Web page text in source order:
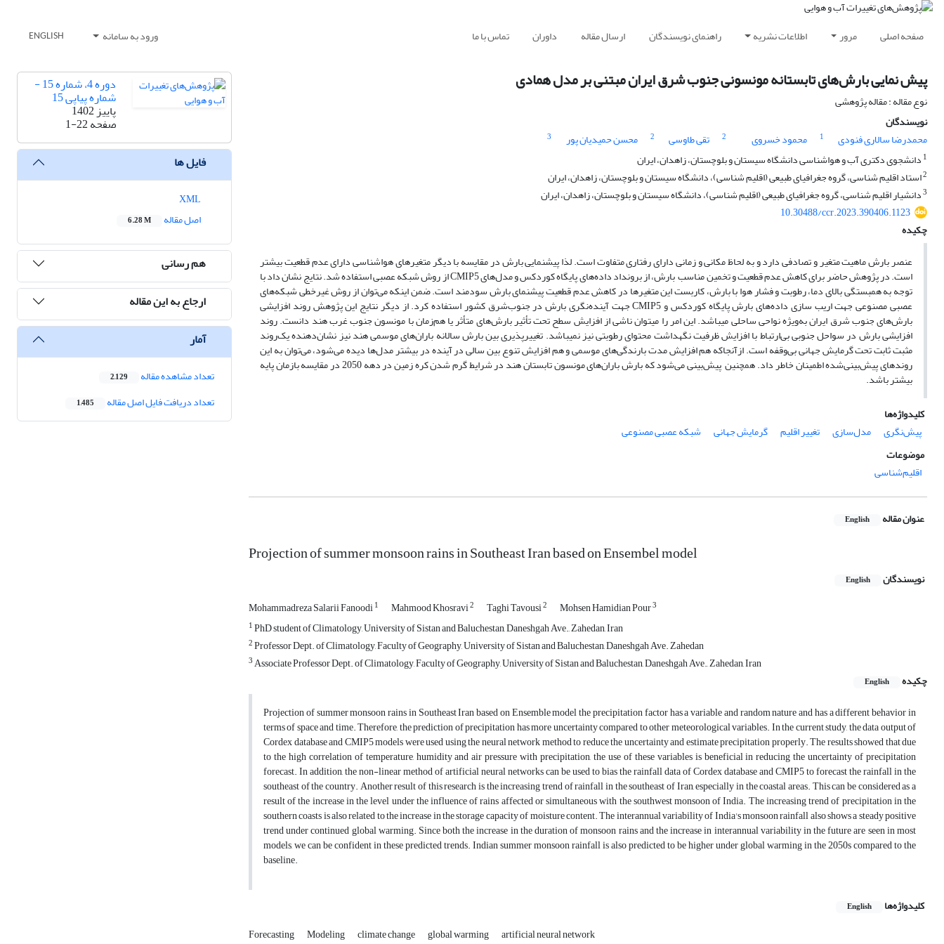
صفحه اصلی مرور اطلاعات نشریه راهنمای نویسندگان ارسال مقاله داوران تماس با ما ورود به سامانه ENGLISH
پیش نمایی بارش‌های تابستانه مونسونی جنوب شرق ایران مبتنی بر مدل همادی
نوع مقاله : مقاله پژوهشی
نویسندگان
محمدرضا سالاری فنودی
1 محمود خسروی 2 تقی طاوسی 2 محسن حمیدیان پور
3
1 دانشجوی دکتری آب و هواشناسی دانشگاه سیستان و بلوچستان، زاهدان، ایران
2استاد اقلیم شناسی، گروه جغرافیای طبیعی (اقلیم شناسی)، دانشگاه سیستان و بلوچستان، زاهدان، ایران
3دانشیار اقلیم شناسی، گروه جغرافیای طبیعی (اقلیم شناسی)، دانشگاه سیستان و بلوچستان، زاهدان، ایران
10.30488/ccr.2023.390406.1123
چکیده
عنصر بارش ماهیت متغیر و تصادفی دارد و به لحاظ مکانی و زمانی دارای رفتاری متفاوت است. لذا پیش­نمایی بارش در مقایسه با دیگر متغیرهای هواشناسی دارای عدم قطعیت بیشتر
است. در پژوهش حاضر برای کاهش عدم قطعیت و تخمین مناسب بارش، از برونداد داده‌های پایگاه کوردکس و مدل‌های CMIP5 از روش شبکه عصبی استفاده شد. نتایج نشان داد با
توجه به همبستگی بالای دما، رطوبت و فشار هوا با بارش، کاربست این متغیرها در کاهش عدم قطعیت پیش­نمای بارش سودمند است. ضمن اینکه می‌توان از روش غیرخطی شبکه‌های
عصبی مصنوعی جهت اریب سازی داده‌های بارش پایگاه کوردکس و CMIP5 جهت آینده‌نگری بارش در جنوب‌شرق کشور استفاده کرد. از دیگر نتایج این پژوهش روند افزایشی
بارش‌های جنوب شرق ایران به‌ویژه نواحی ساحلی می­باشد. این امر را می­توان ناشی از افزایش سطح تحت تأثیر بارش‌های متأثر یا هم‌زمان با مونسون جنوب غرب هند دانست. روند
افزایشی بارش در سواحل جنوبی بی‌ارتباط با افزایش ظرفیت نگهداشت محتوای رطوبتی نیز نمی­باشد. تغییرپذیری بین بارش سالانه باران‌های موسمی هند نیز نشان‌دهنده یک‌روند
مثبت ثابت تحت گرمایش جهانی بی‌وقفه است. ازآنجاکه هم افزایش مدت بارندگی‌های موسمی و هم افزایش تنوع بین سالی در آینده در بیشتر مدل‌ها دیده می‌شود، می‌توان به این
روندهای پیش‌بینی‌شده اطمینان خاطر داد. همچنین پیش‌بینی می‌شود که بارش باران‌های مونسون تابستان هند در شرایط گرم شدن کره زمین در دهه 2050 در مقایسه بازمان پایه
بیشتر باشد.
کلیدواژه‌ها
پیش‌نگری
مدل‌سازی تغییر اقلیم گرمایش جهانی
شبکه عصبی مصنوعی
موضوعات
اقلیم‌شناسی
عنوان مقاله English
Projection of summer monsoon rains in Southeast Iran based on Ensembel model
نویسندگان English
Mohammadreza Salarii Fanoodi1 Mahmood Khosravi2 Taghi Tavousi2 Mohsen Hamidian Pour3
1PhD student of Climatology, University of Sistan and Baluchestan, Daneshgah Ave., Zahedan, Iran
2Professor Dept. of Climatology, Faculty of Geography, University of Sistan and Baluchestan, Daneshgah Ave. Zahedan
3Associate Professor Dept. of Climatology, Faculty of Geography, University of Sistan and Baluchestan, Daneshgah Ave., Zahedan, Iran
چکیده
English
Projection of summer monsoon rains in Southeast Iran based on Ensemble model the precipitation factor has a variable and random nature and has a different behavior in
terms of space and time. Therefore, the prediction of precipitation has more uncertainty compared to other meteorological variables. In the current study, the data output of
Cordex database and CMIP5 models were used using the neural network method to reduce the uncertainty and estimate precipitation properly. The results showed that due
to the high correlation of temperature, humidity and air pressure with precipitation, the use of these variables is beneficial in reducing the uncertainty of precipitation
forecast. In addition, the non-linear method of artificial neural networks can be used to bias the rainfall data of Cordex database and CMIP5 to forecast the rainfall in the
southeast of the country. Another result of this research is the increasing trend of rainfall in the southeast of Iran, especially in the coastal areas. This can be considered as a
result of the increase in the level under the influence of rains affected or simultaneous with the southwest monsoon of India. The increasing trend of precipitation in the
southern coasts is also related to the increase in the storage capacity of moisture content. The interannual variability of India's monsoon rainfall also shows a steady positive
trend under continued global warming. Since both the increase in the duration of monsoon rains and the increase in interannual variability in the future are seen in most
models, we can be confident in these predicted trends. Indian summer monsoon rainfall is also predicted to be higher under global warming in the 2050s compared to the
baseline.
کلیدواژه‌ها English
Forecasting Modeling climate change global warming artificial neural network
دوره 4، شماره 15 -
شماره پیاپی 15
پاییز 1402
صفحه1-22
فایل ها
اصل مقاله
6.28 M
هم رسانی
ارجاع به این مقاله
آمار
تعداد مشاهده مقاله 2,129
تعداد دریافت فایل اصل مقاله 1,485